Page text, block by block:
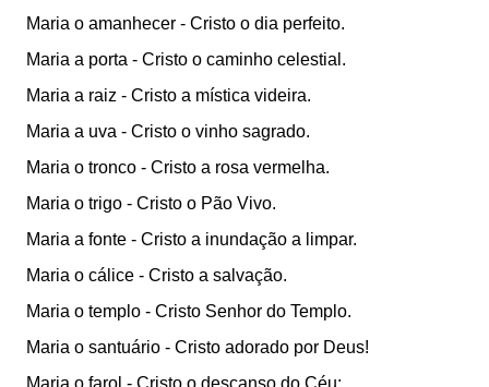
Maria o amanhecer - Cristo o dia perfeito.
Maria a porta - Cristo o caminho celestial.
Maria a raiz - Cristo a mística videira.
Maria a uva - Cristo o vinho sagrado.
Maria o tronco - Cristo a rosa vermelha.
Maria o trigo - Cristo o Pão Vivo.
Maria a fonte - Cristo a inundação a limpar.
Maria o cálice - Cristo a salvação.
Maria o templo - Cristo Senhor do Templo.
Maria o santuário - Cristo adorado por Deus!
Maria o farol - Cristo o descanso do Céu;